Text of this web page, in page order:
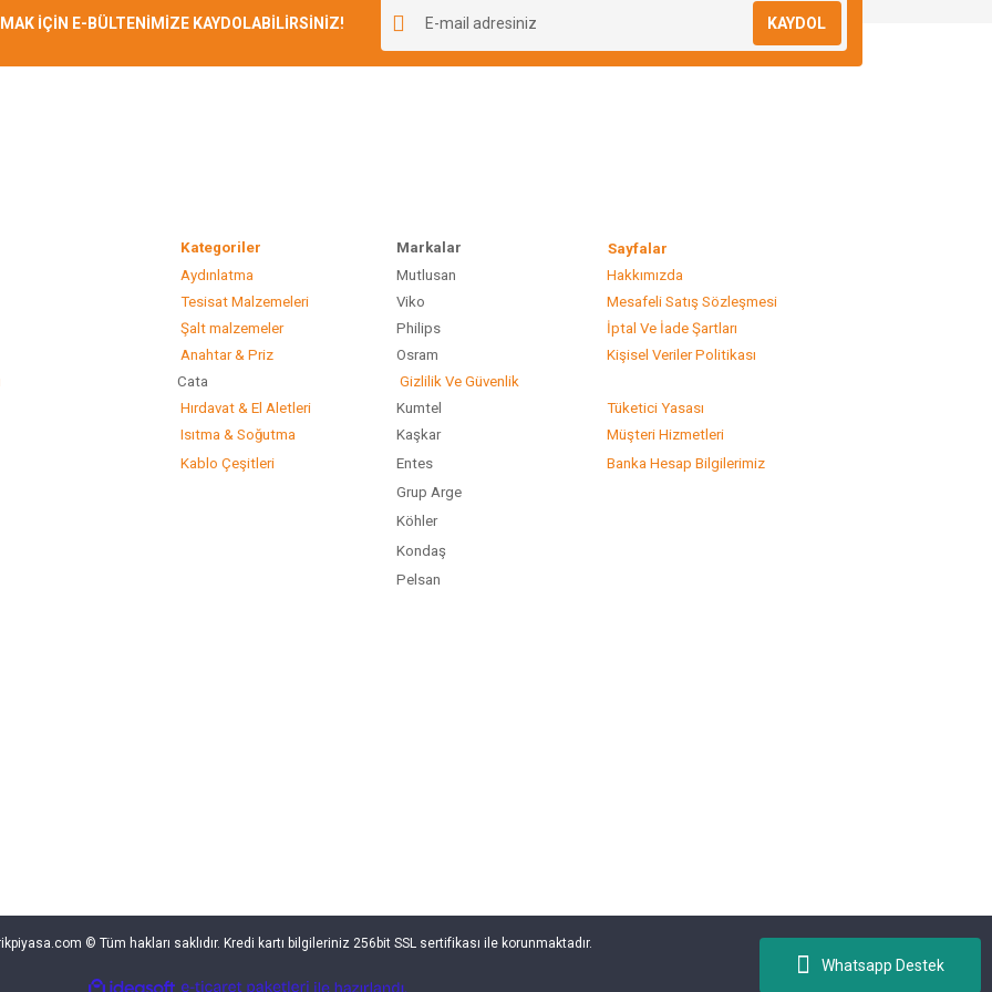
Whatsapp Destek
İÇİN E-BÜLTENİMİZE KAYDOLABİLİRSİNİZ! KAYDOL
Kategoriler Markalar Sayfalar
Aydınlatma Mutlusan Hakkımızda
Tesisat Malzemeleri Viko Mesafeli Satış Sözleşmesi
Şalt malzemeler Philips İptal Ve İade Şartları
Anahtar & Priz Osram Kişisel Veriler Politikası
Cata
Gizlilik Ve Güvenlik
Hırdavat & El Aletleri
Kumtel Tüketici Yasası
Isıtma & Soğutma Kaşkar
Müşteri Hizmetleri
Kablo Çeşitleri
Entes
Banka Hesap Bilgilerimiz
Grup Arge
Köhler
Kondaş
Pelsan
© Tüm hakları saklıdır. Kredi kartı bilgileriniz 256bit SSL sertifikası ile korunmaktadır.
ideasoft e-